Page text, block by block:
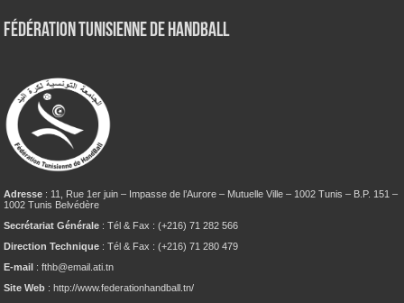
Fédération tunisienne de Handball
Adresse : 11, Rue 1er juin – Impasse de l’Aurore – Mutuelle Ville – 1002 Tunis – B.P. 151 –
1002 Tunis Belvédère
Secrétariat Générale : Tél & Fax : (+216) 71 282 566
Direction Technique : Tél & Fax : (+216) 71 280 479
E-mail : fthb@email.ati.tn
Site Web : http://www.federationhandball.tn/